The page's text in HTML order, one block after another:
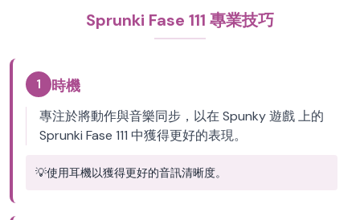
Sprunki Fase 111 專業技巧
1 時機
專注於將動作與音樂同步，以在 Spunky 遊戲 上的
Sprunki Fase 111 中獲得更好的表現。
💡使用耳機以獲得更好的音訊清晰度。